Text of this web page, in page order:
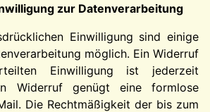
zur Datenverarbeitung
Einwilligung sind einige
möglich. Ein Widerruf
Einwilligung ist jederzeit
Widerruf genügt eine formlose
Die Rechtmäßigkeit der bis zum